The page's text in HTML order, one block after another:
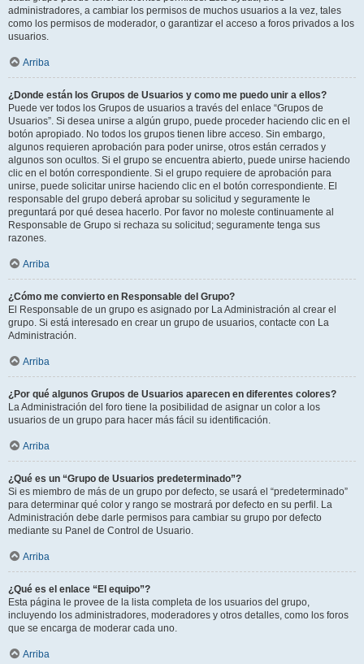
administradores, a cambiar los permisos de muchos usuarios a la vez, tales
como los permisos de moderador, o garantizar el acceso a foros privados a los
usuarios.
Arriba
¿Donde están los Grupos de Usuarios y como me puedo unir a ellos?
Puede ver todos los Grupos de usuarios a través del enlace “Grupos de
Usuarios”. Si desea unirse a algún grupo, puede proceder haciendo clic en el
botón apropiado. No todos los grupos tienen libre acceso. Sin embargo,
algunos requieren aprobación para poder unirse, otros están cerrados y
algunos son ocultos. Si el grupo se encuentra abierto, puede unirse haciendo
clic en el botón correspondiente. Si el grupo requiere de aprobación para
unirse, puede solicitar unirse haciendo clic en el botón correspondiente. El
responsable del grupo deberá aprobar su solicitud y seguramente le
preguntará por qué desea hacerlo. Por favor no moleste continuamente al
Responsable de Grupo si rechaza su solicitud; seguramente tenga sus
razones.
Arriba
¿Cómo me convierto en Responsable del Grupo?
El Responsable de un grupo es asignado por La Administración al crear el
grupo. Si está interesado en crear un grupo de usuarios, contacte con La
Administración.
Arriba
¿Por qué algunos Grupos de Usuarios aparecen en diferentes colores?
La Administración del foro tiene la posibilidad de asignar un color a los
usuarios de un grupo para hacer más fácil su identificación.
Arriba
¿Qué es un “Grupo de Usuarios predeterminado”?
Si es miembro de más de un grupo por defecto, se usará el “predeterminado”
para determinar qué color y rango se mostrará por defecto en su perfil. La
Administración debe darle permisos para cambiar su grupo por defecto
mediante su Panel de Control de Usuario.
Arriba
¿Qué es el enlace “El equipo”?
Esta página le provee de la lista completa de los usuarios del grupo,
incluyendo los administradores, moderadores y otros detalles, como los foros
que se encarga de moderar cada uno.
Arriba